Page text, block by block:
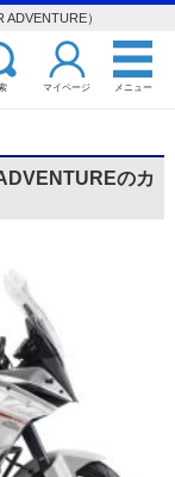
）
マイページ メニュー
のカ